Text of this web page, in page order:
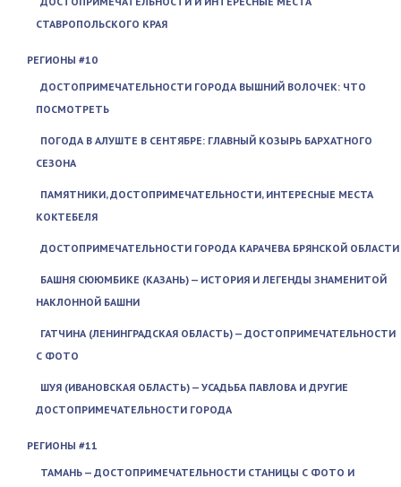
СТАВРОПОЛЬСКОГО КРАЯ
РЕГИОНЫ #10
ДОСТОПРИМЕЧАТЕЛЬНОСТИ ГОРОДА ВЫШНИЙ ВОЛОЧЕК: ЧТО
ПОСМОТРЕТЬ
ПОГОДА В АЛУШТЕ В СЕНТЯБРЕ: ГЛАВНЫЙ КОЗЫРЬ БАРХАТНОГО
СЕЗОНА
ПАМЯТНИКИ, ДОСТОПРИМЕЧАТЕЛЬНОСТИ, ИНТЕРЕСНЫЕ МЕСТА
КОКТЕБЕЛЯ
ДОСТОПРИМЕЧАТЕЛЬНОСТИ ГОРОДА КАРАЧЕВА БРЯНСКОЙ ОБЛАСТИ
БАШНЯ СЮЮМБИКЕ (КАЗАНЬ) — ИСТОРИЯ И ЛЕГЕНДЫ ЗНАМЕНИТОЙ
НАКЛОННОЙ БАШНИ
ГАТЧИНА (ЛЕНИНГРАДСКАЯ ОБЛАСТЬ) — ДОСТОПРИМЕЧАТЕЛЬНОСТИ
С ФОТО
ШУЯ (ИВАНОВСКАЯ ОБЛАСТЬ) — УСАДЬБА ПАВЛОВА И ДРУГИЕ
ДОСТОПРИМЕЧАТЕЛЬНОСТИ ГОРОДА
РЕГИОНЫ #11
ТАМАНЬ — ДОСТОПРИМЕЧАТЕЛЬНОСТИ СТАНИЦЫ С ФОТО И